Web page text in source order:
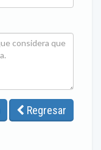
Regresar